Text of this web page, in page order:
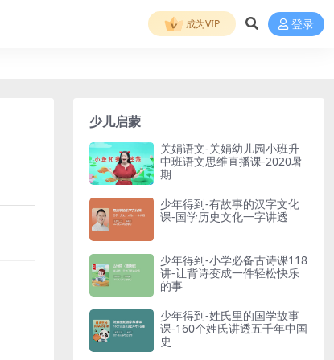
成为VIP 登录
少儿启蒙
关娟语文-关娟幼儿园小班升
中班语文思维直播课-2020暑
期
少年得到-有故事的汉字文化
课-国学历史文化一字讲透
少年得到-小学必备古诗课118
讲-让背诗变成一件轻松快乐
的事
少年得到-姓氏里的国学故事
课-160个姓氏讲透五千年中国
史